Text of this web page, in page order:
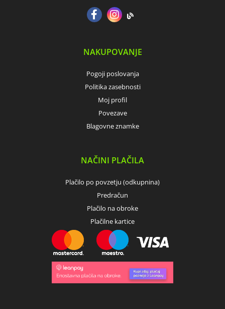
NAKUPOVANJE
Pogoji poslovanja
Politika zasebnosti
Moj profil
Povezave
Blagovne znamke
NAČINI PLAČILA
Plačilo po povzetju (odkupnina)
Predračun
Plačilo na obroke
Plačilne kartice